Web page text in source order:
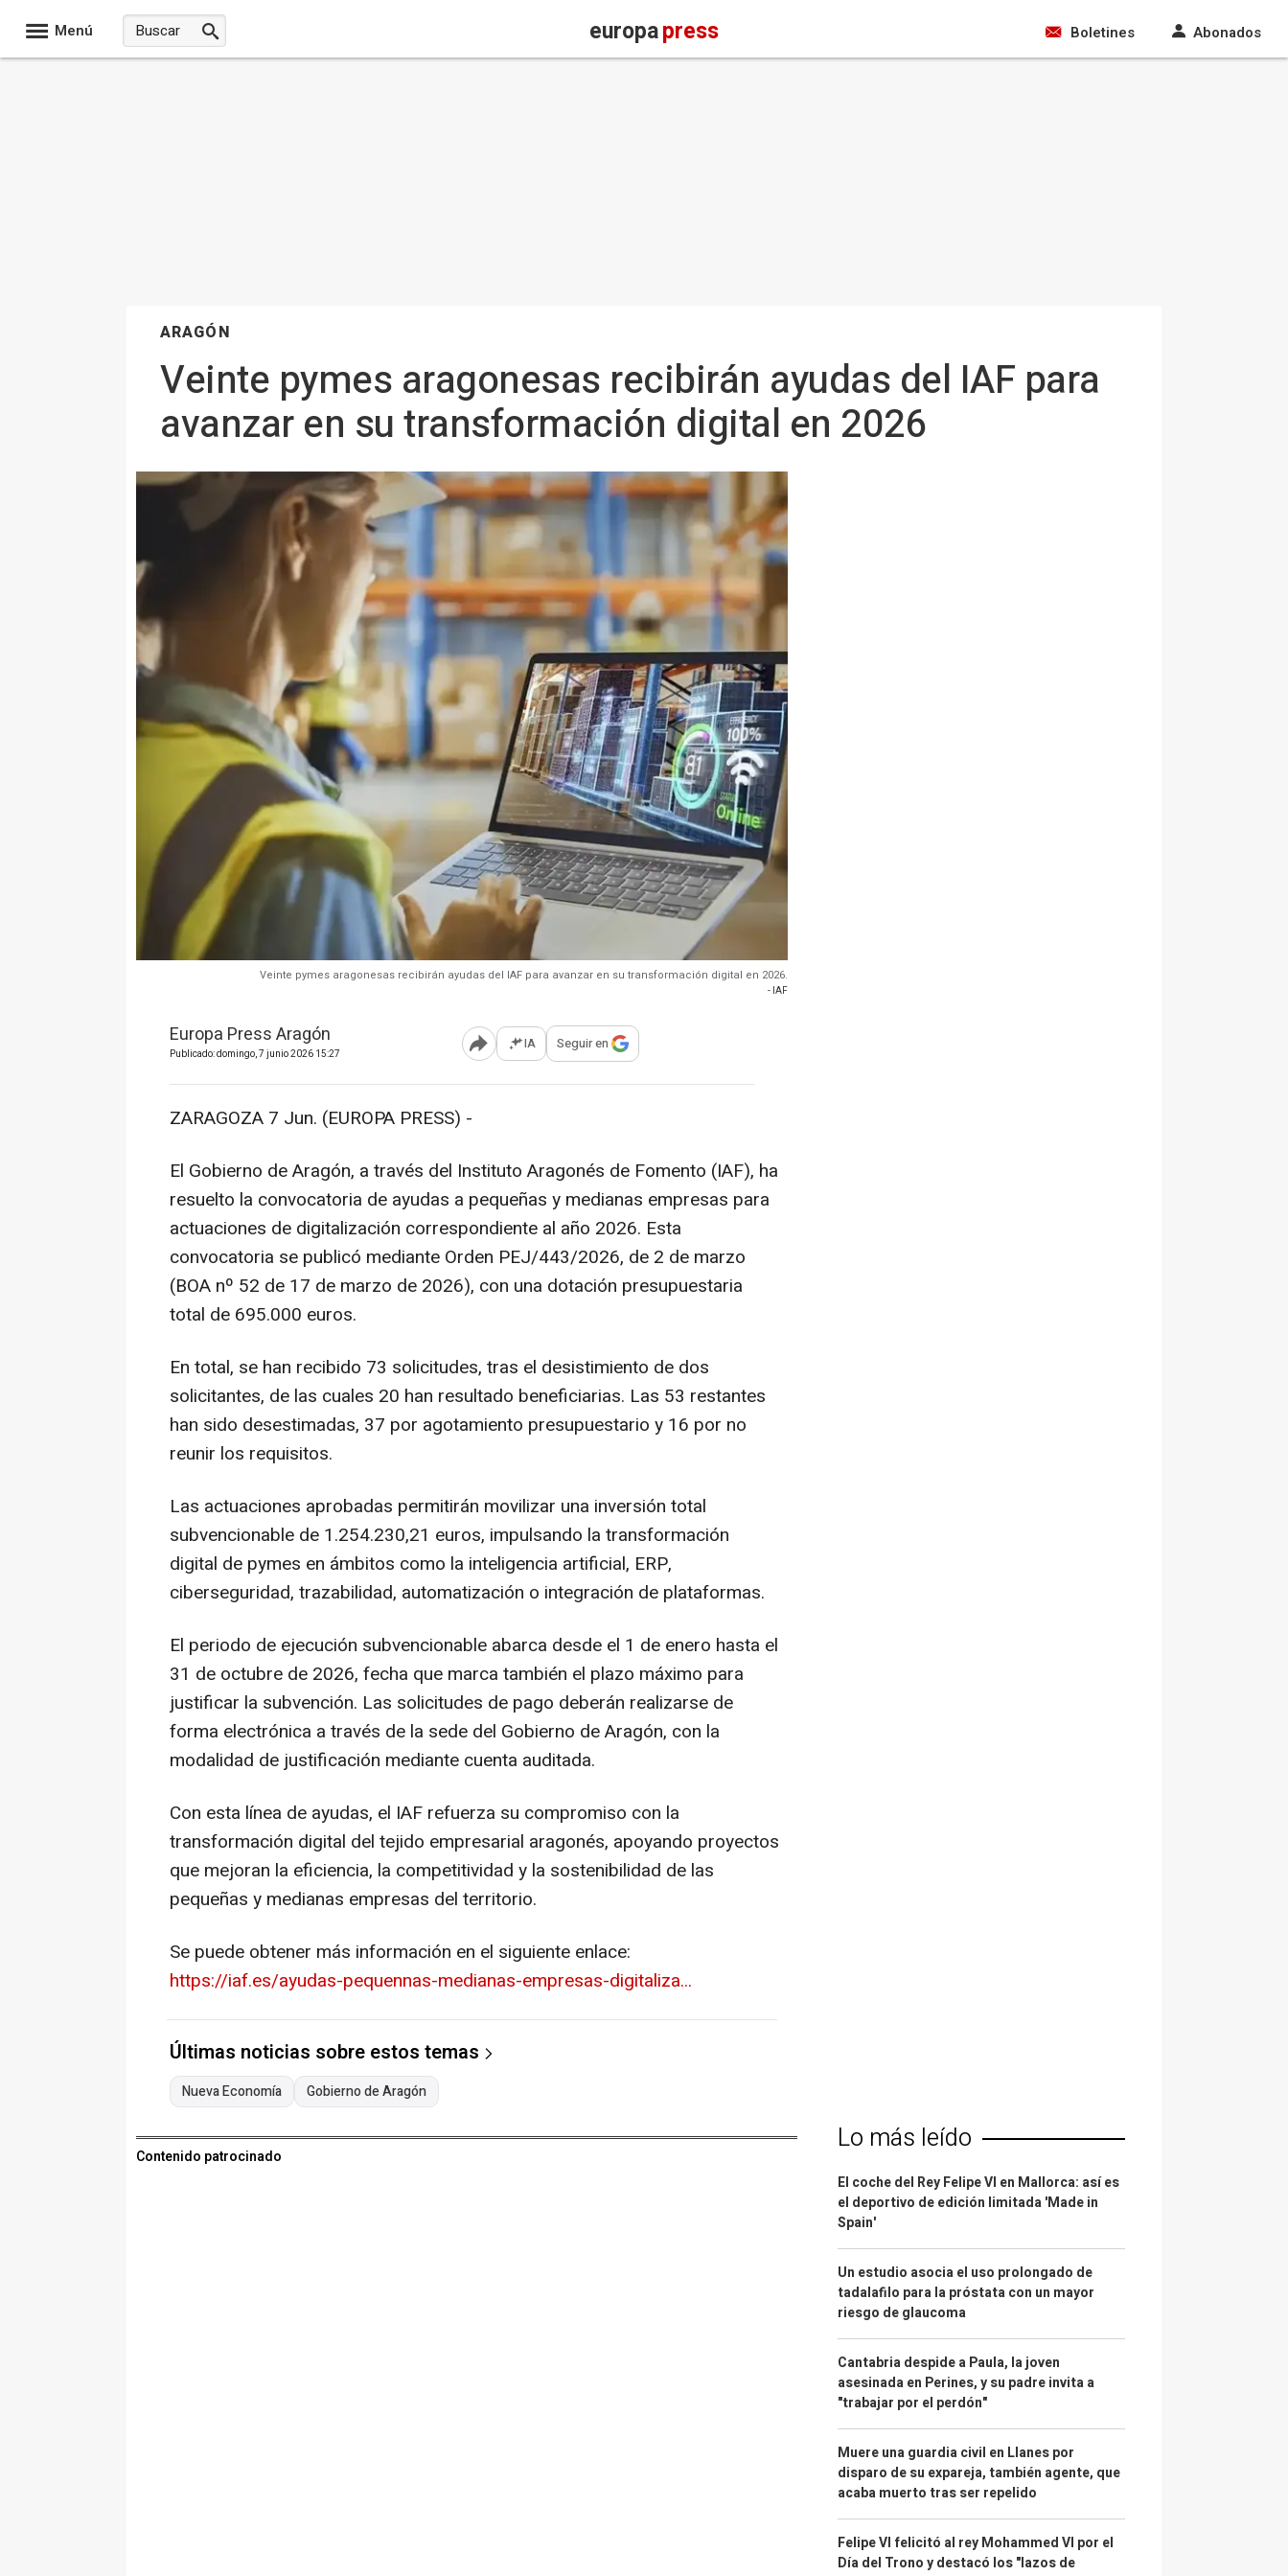
Menú europapress Boletines Abonados
ARAGÓN
Veinte pymes aragonesas recibirán ayudas del IAF para
avanzar en su transformación digital en 2026
Veinte pymes aragonesas recibirán ayudas del IAF para avanzar en su transformación digital en 2026.
- IAF
Europa Press Aragón
Publicado: domingo, 7 junio 2026 15:27 Abrir opciones para compartir
IA Seguir en
ZARAGOZA 7 Jun. (EUROPA PRESS) -
El Gobierno de Aragón, a través del Instituto Aragonés de Fomento (IAF), ha
resuelto la convocatoria de ayudas a pequeñas y medianas empresas para
actuaciones de digitalización correspondiente al año 2026. Esta
convocatoria se publicó mediante Orden PEJ/443/2026, de 2 de marzo
(BOA nº 52 de 17 de marzo de 2026), con una dotación presupuestaria
total de 695.000 euros.
En total, se han recibido 73 solicitudes, tras el desistimiento de dos
solicitantes, de las cuales 20 han resultado beneficiarias. Las 53 restantes
han sido desestimadas, 37 por agotamiento presupuestario y 16 por no
reunir los requisitos.
Las actuaciones aprobadas permitirán movilizar una inversión total
subvencionable de 1.254.230,21 euros, impulsando la transformación
digital de pymes en ámbitos como la inteligencia artificial, ERP,
ciberseguridad, trazabilidad, automatización o integración de plataformas.
El periodo de ejecución subvencionable abarca desde el 1 de enero hasta el
31 de octubre de 2026, fecha que marca también el plazo máximo para
justificar la subvención. Las solicitudes de pago deberán realizarse de
forma electrónica a través de la sede del Gobierno de Aragón, con la
modalidad de justificación mediante cuenta auditada.
Con esta línea de ayudas, el IAF refuerza su compromiso con la
transformación digital del tejido empresarial aragonés, apoyando proyectos
que mejoran la eficiencia, la competitividad y la sostenibilidad de las
pequeñas y medianas empresas del territorio.
Se puede obtener más información en el siguiente enlace:
https://iaf.es/ayudas-pequennas-medianas-empresas-digitaliza...
Últimas noticias sobre estos temas
Nueva Economía Gobierno de Aragón
Contenido patrocinado
Lo más leído
El coche del Rey Felipe VI en Mallorca: así es
el deportivo de edición limitada 'Made in
Spain'
Un estudio asocia el uso prolongado de
tadalafilo para la próstata con un mayor
riesgo de glaucoma
Cantabria despide a Paula, la joven
asesinada en Perines, y su padre invita a
"trabajar por el perdón"
Muere una guardia civil en Llanes por
disparo de su expareja, también agente, que
acaba muerto tras ser repelido
Felipe VI felicitó al rey Mohammed VI por el
Día del Trono y destacó los "lazos de